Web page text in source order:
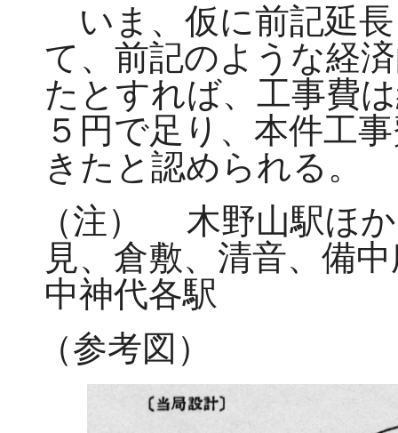
いま、仮に前記延
て、前記のような経
たとすれば、工事費
５円で足り、本件工
きたと認められる。
（注）
木野山駅ほ
見、倉敷、清音、備
中神代各駅
（参考図）